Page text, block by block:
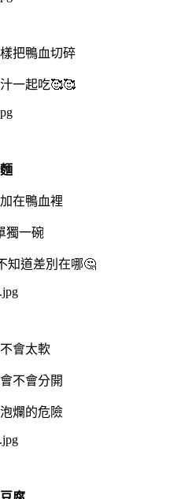
把鴨血切碎
一起吃🥰🥰
在鴨血裡
獨一碗
知道差別在哪🤔
會太軟
不會分開
爛的危險